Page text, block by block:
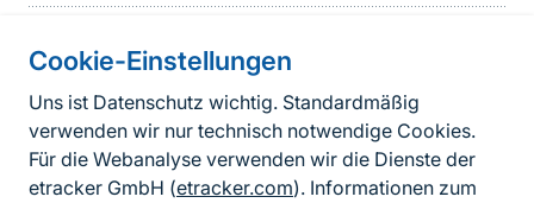
Cookie-Einstellungen
Uns ist Datenschutz wichtig. Standardmäßig
verwenden wir nur technisch notwendige Cookies.
Für die Webanalyse verwenden wir die Dienste der
etracker GmbH (etracker.com). Informationen zum
Informationen zur Seite
FußzeileKontakt zum BfN
Kontaktformular